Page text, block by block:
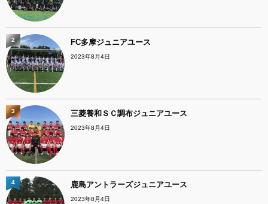
FC多摩ジュニアユース
2023年8月4日
2
三菱養和ＳＣ調布ジュニアユース
2023年8月4日
3
鹿島アントラーズジュニアユース
2023年8月4日
4